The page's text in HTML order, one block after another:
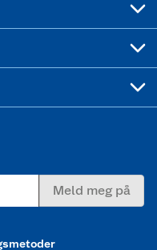
Meld meg på